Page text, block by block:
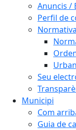
Anuncis /
Perfil de
Normativa
Seu
Municipi
Com
Guia de